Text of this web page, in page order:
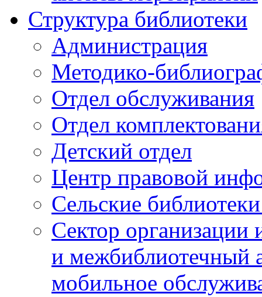
Структура библиотеки
Администрация
Методико-
Отдел обслуживания
Отдел
Детский отдел
Центр правовой
Сельские
Сектор организации
и межбиблиотечный
мобильное